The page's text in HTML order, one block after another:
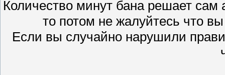
Количество минут бана решает
то потом не жалуйтесь что
Если вы случайно нарушили